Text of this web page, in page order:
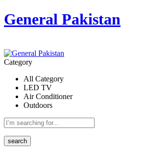
General Pakistan
Category
All Category
LED TV
Air Conditioner
Outdoors
search